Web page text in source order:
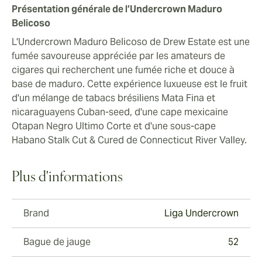
Présentation générale de l’Undercrown Maduro
Belicoso
L'Undercrown Maduro Belicoso de Drew Estate est une
fumée savoureuse appréciée par les amateurs de
cigares qui recherchent une fumée riche et douce à
base de maduro. Cette expérience luxueuse est le fruit
d'un mélange de tabacs brésiliens Mata Fina et
nicaraguayens Cuban-seed, d'une cape mexicaine
Otapan Negro Ultimo Corte et d'une sous-cape
Habano Stalk Cut & Cured de Connecticut River Valley.
Plus d'informations
Brand Liga Undercrown
Bague de jauge 52